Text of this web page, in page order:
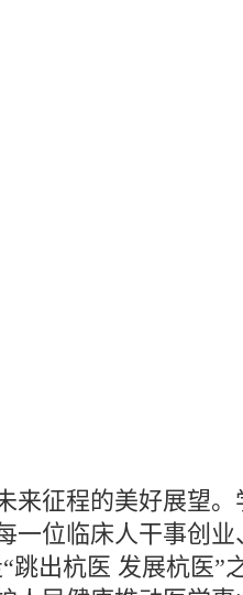
来征程的美好展望。
一位临床人干事创业
跳出杭医 发展杭医”